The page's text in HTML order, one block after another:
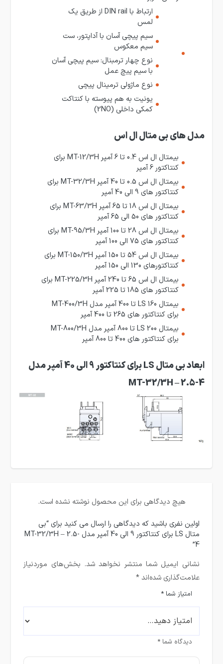
ارتباط با DIN rail از طریق یک
لمس
سیم پیچی آسان با آداپتور، ست
سیم معکوس
نوع چهار ترمبنال: سیم پیچی آسان
با سیم پیچ عمل
نوع ماژولی ترمینال پیچی
یونیت به هم پیوسته با کنتاکت
کمکی داخلی (2NO)
مدل های بی متال ال اس
بیمتال ال اس 0.4 تا 6 آمپر MT-12/3H برای
کنتاکتور 6 آمپر
بیمتال ال اس 0.5 تا 40 آمپر MT-32/3H برای
کنتاکتور های 9 الی 40 آمپر
بیمتال ال اس 18 تا 65 آمپر MT-63/3H برای
کنتاکتور های 50 الی 65 آمپر
بیمتال ال اس 28 تا 100 آمپر MT-95/3H برای
کنتاکتور های 75 الی 100 آمپر
بیمتال ال اس 54 تا 150 آمپر MT-150/3H برای
کنتاکتورهای 130 الی 150 آمپر
بیمتال ال اس 65 تا 240 آمپر MT-225/3H برای
کنتاکتور های 185 تا 225 آمپر
بیمتال LS 160 تا 400 آمپر مدل MT-400/3H
برای کنتاکتور های 265 تا 400 آمپر
بیمتال LS 200 تا 800 آمپر مدل MT-800/3H
برای کنتاکتور های 400 تا 800 آمپر
ابعاد بی متال LS برای کنتاکتور 9 الی 40 آمپر مدل
MT-32/3H – 2.5-4
هیچ دیدگاهی برای این محصول نوشته نشده است.
اولین نفری باشید که دیدگاهی را ارسال می کنید برای “بی
متال LS برای کنتاکتور 9 الی 40 آمپر مدل MT-32/3H – 2.5-
4”
نشانی ایمیل شما منتشر نخواهد شد. بخش‌های موردنیاز
علامت‌گذاری شده‌اند*
امتیاز شما*
دیدگاه شما*